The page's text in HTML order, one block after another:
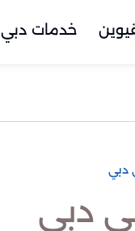
خدمات دبي
دبي
دبي